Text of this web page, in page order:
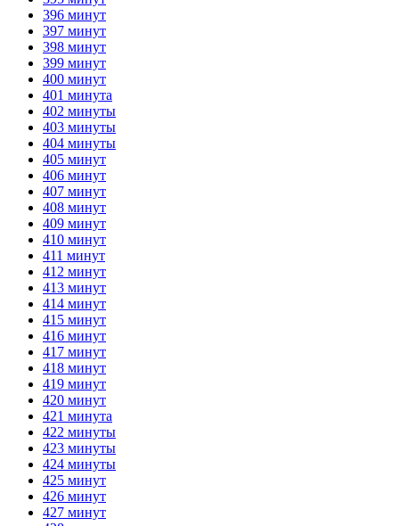
396 минут
397 минут
398 минут
399 минут
400 минут
401 минута
402 минуты
403 минуты
404 минуты
405 минут
406 минут
407 минут
408 минут
409 минут
410 минут
411 минут
412 минут
413 минут
414 минут
415 минут
416 минут
417 минут
418 минут
419 минут
420 минут
421 минута
422 минуты
423 минуты
424 минуты
425 минут
426 минут
427 минут